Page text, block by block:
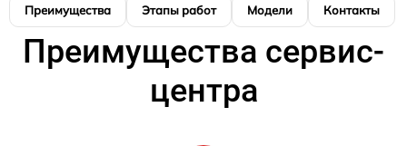
Преимущества Этапы работ Модели Контакты
Преимущества сервис-
центра